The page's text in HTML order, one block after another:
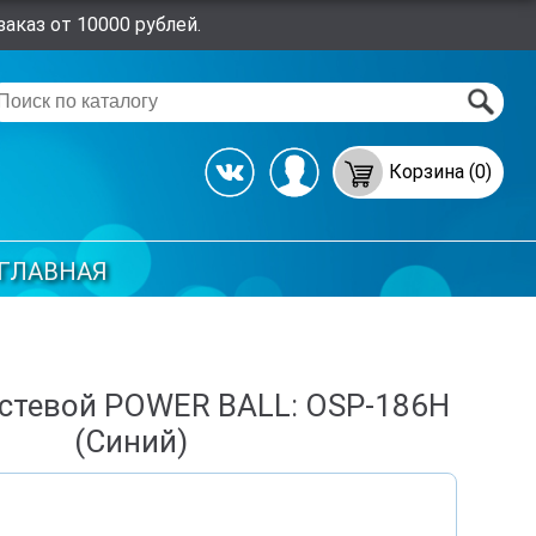
от 10000 рублей.
Корзина (0)
ГЛАВНАЯ
POWER BALL: OSP-186H
(Синий)